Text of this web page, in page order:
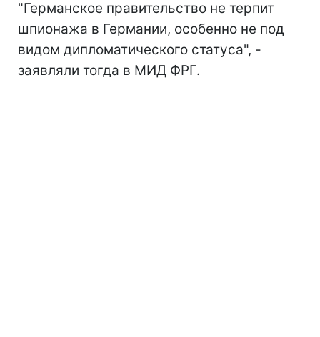
"Германское правительство не терпит
шпионажа в Германии, особенно не под
видом дипломатического статуса", -
заявляли тогда в МИД ФРГ.